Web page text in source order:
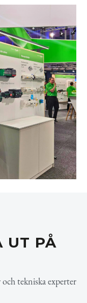
UT PÅ
tekniska experter